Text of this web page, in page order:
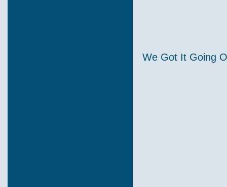
We Got It Going